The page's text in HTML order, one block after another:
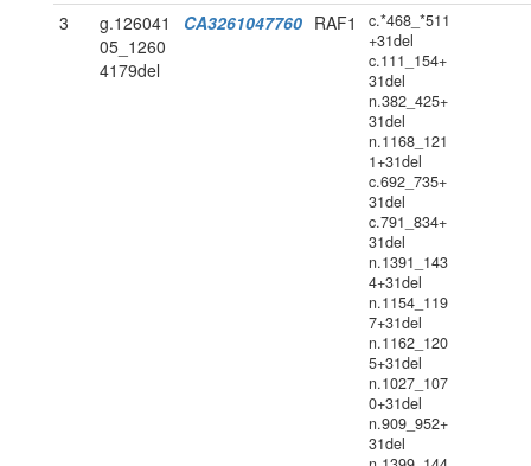
3
g.126041
05_1260
4179del
CA3261047760 RAF1
c.*468_*511
+31del
c.111_154+
31del
n.382_425+
31del
n.1168_121
1+31del
c.692_735+
31del
c.791_834+
31del
n.1391_143
4+31del
n.1154_119
7+31del
n.1162_120
5+31del
n.1027_107
0+31del
n.909_952+
31del